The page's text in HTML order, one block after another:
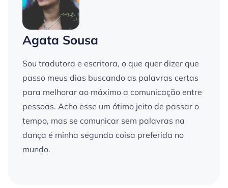
Agata Sousa
Sou tradutora e escritora, o que quer dizer que
passo meus dias buscando as palavras certas
para melhorar ao máximo a comunicação entre
pessoas. Acho esse um ótimo jeito de passar o
tempo, mas se comunicar sem palavras na
dança é minha segunda coisa preferida no
mundo.